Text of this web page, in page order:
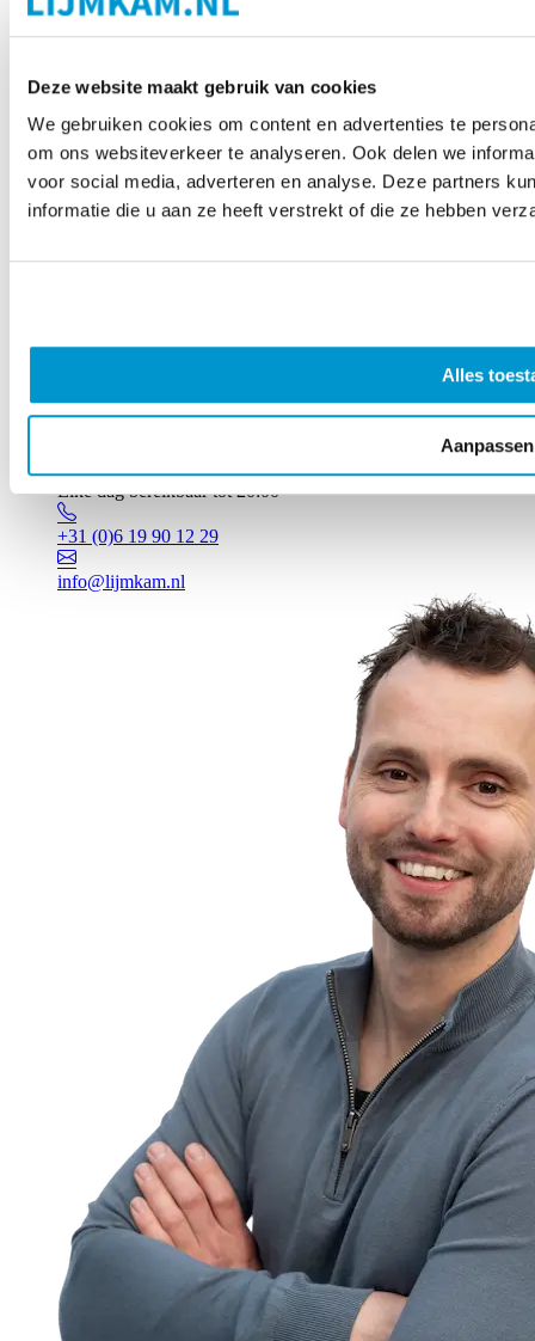
Deze website maakt gebruik van cookies
We gebruiken cookies om content en advertenties te
om ons websiteverkeer te analyseren. Ook delen we
voor social media, adverteren en analyse. Deze partners
informatie die u aan ze heeft verstrekt of die ze hebben
Alles
Aanpassen
Elke dag bereikbaar tot 20:00
+31 (0)6 19 90 12 29
info@lijmkam.nl